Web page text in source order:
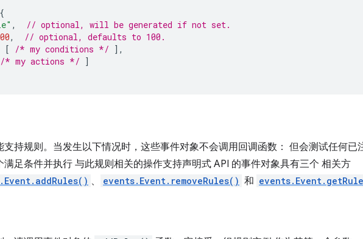
{
,
// optional, will be generated if not set.
,
// optional, defaults to 100.
[ /* my conditions */ ],
/* my actions */ ]
支持规则。当发生以下情况时，这些事件对象不会调用回调函数： 但会测试任何已
满足条件并执行 与此规则相关的操作支持声明式 API 的事件对象具有三个 相关方
、 events.Event.removeRules() 和